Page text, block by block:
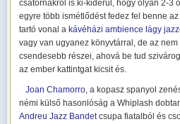
csatornákról is ki-kiderül, hogy olyan 2-3
egyre több ismétlődést fedez fel benne
tartó vonal a kávéházi ambience lágy
vagy van ugyanez könyvtárral, de az
csendesebb részei, ahová be tud
az ember kattintgat kicsit és.
Joan Chamorro, a kopasz spanyol
némi külső hasonlóság a Whiplash
Andreu Jazz Bandetcsupa fiatalból és